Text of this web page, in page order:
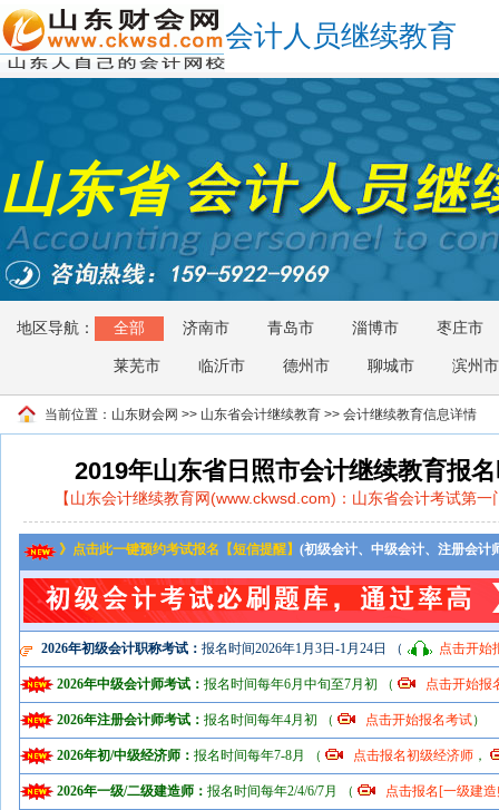
会计人员继续教育
山东省
地区导航： 全部 济南市 青岛市 淄博市 枣庄市
莱芜市 临沂市 德州市 聊城市 滨州市
当前位置： 山东财会网 >> 山东省会计继续教育 >> 会计继续教育信息详情
2019年山东省日照市会计继续教育报
【山东会计继续教育网(www.ckwsd.com)：山东省会计考试第一
》点击此一键预约考试报名【短信提醒】(初级会计、中级会计、注册会
2026年初级会计职称考试：报名时间2026年1月3日-1月24日 （ 点击开始
2026年中级会计师考试：报名时间每年6月中旬至7月初 （ 点击开始报
2026年注册会计师考试：报名时间每年4月初 （ 点击开始报名考试）
2026年初/中级经济师：报名时间每年7-8月 （ 点击报名初级经济师 ，
2026年一级/二级建造师：报名时间每年2/4/6/7月 （ 点击报名[一级建